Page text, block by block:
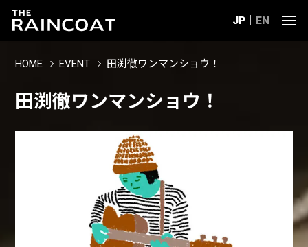
JP EN
HOME EVENT 田渕徹ワンマンショウ！
田渕徹ワンマンショウ！